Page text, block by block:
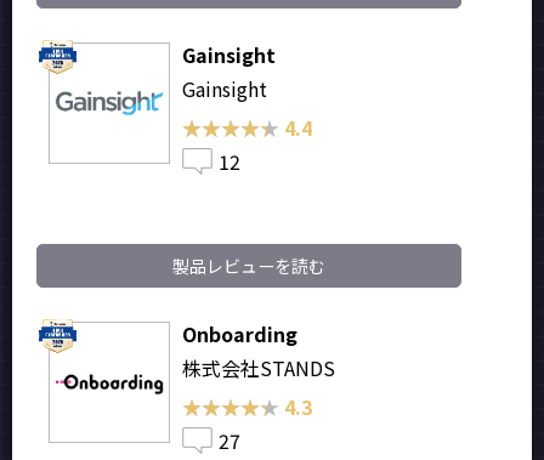
Gainsight
Gainsight
★★★★★
★★★★★ 4.4
12
製品レビューを読む
Onboarding
株式会社STANDS
★★★★★
★★★★★ 4.3
27